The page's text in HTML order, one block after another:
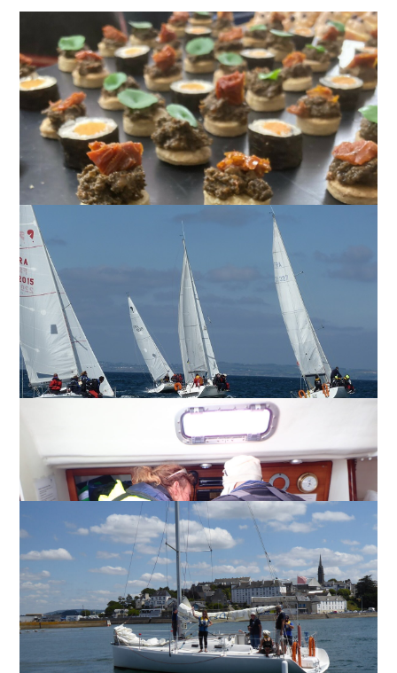
La vie du club
Les pots du club « Le pot du premier samedi du mois » fait
partie des moments de rencontre et de convivialité du club.
Parler, causer bateau et bâtir des projets, tout ça autour d’un
verre. C’est le rituel du fraternel…
SAVOIR PLUS
Présentation du Winches Club
Le Winches club
« La voile pour tous ! » Le Winches club, créé en 1983, est
une association basée à Tréboul à Douarnenez. Son but est
de faire découvrir la voile habitable et d’en assurer la
pratique auprès du plus grand nombre. Ainsi, plus…
SAVOIR PLUS
Présentation du Winches Club